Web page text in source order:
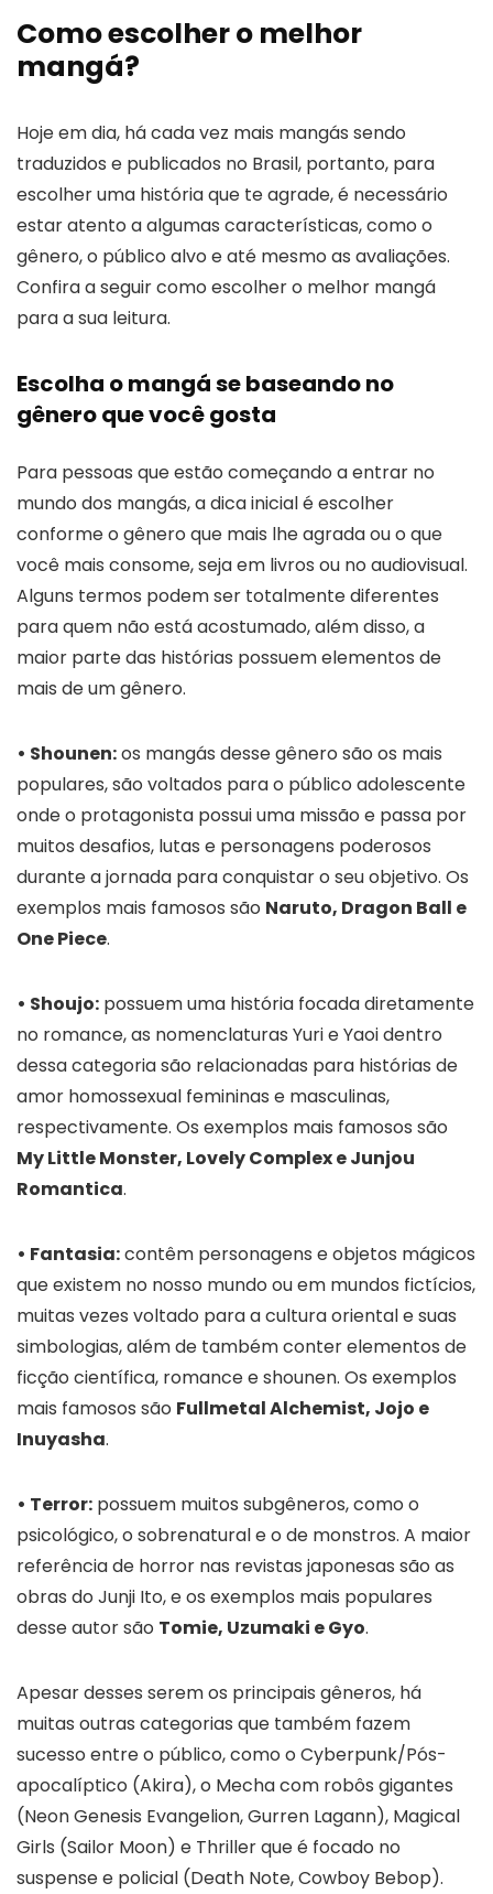
Como escolher o melhor
mangá?
Hoje em dia, há cada vez mais mangás sendo
traduzidos e publicados no Brasil, portanto, para
escolher uma história que te agrade, é necessário
estar atento a algumas características, como o
gênero, o público alvo e até mesmo as avaliações.
Confira a seguir como escolher o melhor mangá
para a sua leitura.
Escolha o mangá se baseando no
gênero que você gosta
Para pessoas que estão começando a entrar no
mundo dos mangás, a dica inicial é escolher
conforme o gênero que mais lhe agrada ou o que
você mais consome, seja em livros ou no audiovisual.
Alguns termos podem ser totalmente diferentes
para quem não está acostumado, além disso, a
maior parte das histórias possuem elementos de
mais de um gênero.
• Shounen:os mangás desse gênero são os mais
populares, são voltados para o público adolescente
onde o protagonista possui uma missão e passa por
muitos desafios, lutas e personagens poderosos
durante a jornada para conquistar o seu objetivo. Os
exemplos mais famosos são Naruto, Dragon Ball e
One Piece.
• Shoujo: possuem uma história focada diretamente
no romance, as nomenclaturas Yuri e Yaoi dentro
dessa categoria são relacionadas para histórias de
amor homossexual femininas e masculinas,
respectivamente. Os exemplos mais famosos são
My Little Monster, Lovely Complex e Junjou
Romantica.
• Fantasia:contêm personagens e objetos mágicos
que existem no nosso mundo ou em mundos fictícios,
muitas vezes voltado para a cultura oriental e suas
simbologias, além de também conter elementos de
ficção científica, romance e shounen. Os exemplos
mais famosos são Fullmetal Alchemist, Jojo e
Inuyasha.
• Terror: possuem muitos subgêneros, como o
psicológico, o sobrenatural e o de monstros. A maior
referência de horror nas revistas japonesas são as
obras do Junji Ito, e os exemplos mais populares
desse autor são Tomie, Uzumaki e Gyo.
Apesar desses serem os principais gêneros, há
muitas outras categorias que também fazem
sucesso entre o público, como o Cyberpunk/Pós-
apocalíptico (Akira), o Mecha com robôs gigantes
(Neon Genesis Evangelion, Gurren Lagann), Magical
Girls (Sailor Moon) e Thriller que é focado no
suspense e policial (Death Note, Cowboy Bebop).